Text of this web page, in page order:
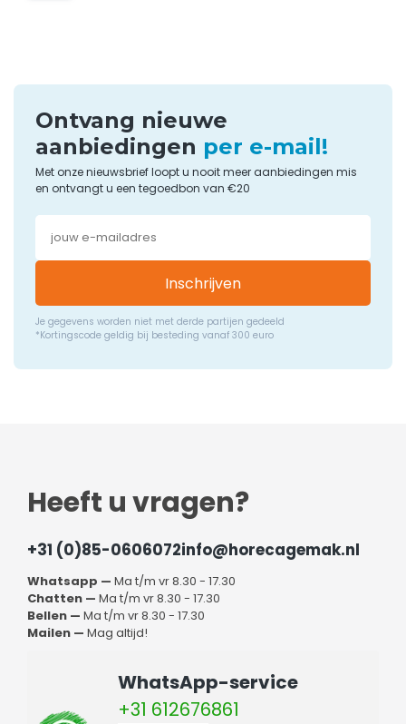
Ontvang nieuwe
aanbiedingen per e-mail!
Met onze nieuwsbrief loopt u nooit meer aanbiedingen mis
en ontvangt u een tegoedbon van €20
Inschrijven
Je gegevens worden niet met derde partijen gedeeld
*Kortingscode geldig bij besteding vanaf 300 euro
Heeft u vragen?
+31 (0)85-0606072info@horecagemak.nl
Whatsapp — Ma t/m vr 8.30 - 17.30
Chatten — Ma t/m vr 8.30 - 17.30
Bellen — Ma t/m vr 8.30 - 17.30
Mailen — Mag altijd!
WhatsApp-service
+31 612676861